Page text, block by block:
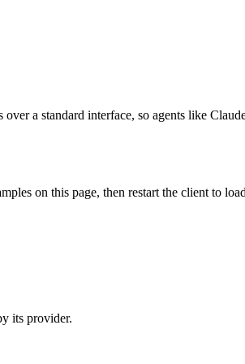
a standard interface, so agents like
on this page, then restart the client to
its provider.